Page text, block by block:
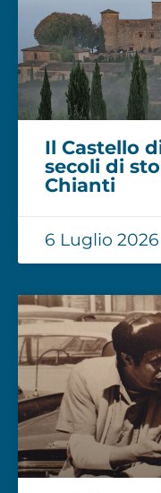
Il Castello
secoli di
Chianti
6 Luglio 2026